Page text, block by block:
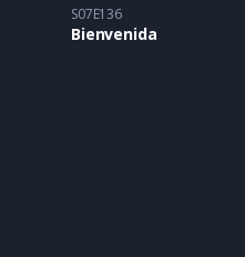
S07E136
Bienvenida